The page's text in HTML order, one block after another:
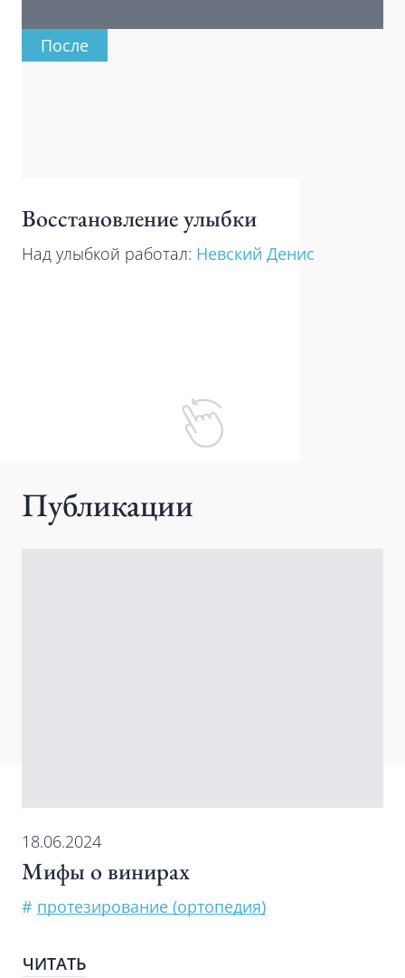
После
Восстановление улыбки
Над улыбкой работал: Невский Денис
Публикации
18.06.2024
Мифы о винирах
# протезирование (ортопедия)
ЧИТАТЬ